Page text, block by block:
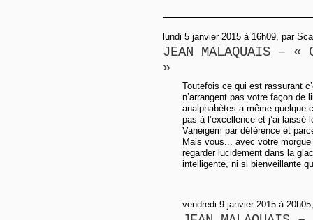
lundi 5 janvier 2015 à 16h09, par
JEAN MALAQUAIS – «
»
Toutefois ce qui est rassurant
n’arrangent pas votre façon de
analphabètes a même quelque
pas à l’excellence et j’ai
Vaneigem par déférence et
Mais vous... avec votre
regarder lucidement dans la
intelligente, ni si bienveillante
vendredi 9 janvier 2015 à